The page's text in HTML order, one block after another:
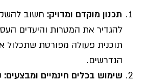
תכנון מוקדם ומדויק: חשוב
להגדיר את המטרות והיעדים
תוכנית פעולה מפורטת שתכלול
הנדרשים.
שימוש בכלים חינמיים ומבצעים: